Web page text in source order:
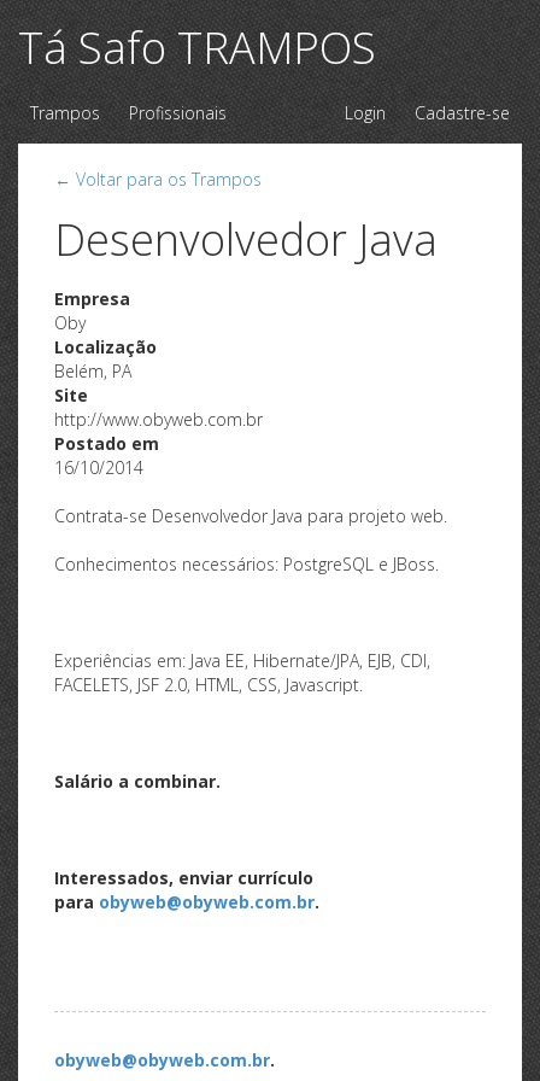
Tá Safo TRAMPOS
Trampos Profissionais Login Cadastre-se
← Voltar para os Trampos
Desenvolvedor Java
Empresa
Oby
Localização
Belém, PA
Site
http://www.obyweb.com.br
Postado em
16/10/2014
Contrata-se Desenvolvedor Java para projeto web.
Conhecimentos necessários: PostgreSQL e JBoss.
Experiências em: Java EE, Hibernate/JPA, EJB, CDI,
FACELETS, JSF 2.0, HTML, CSS, Javascript.
Salário a combinar.
Interessados, enviar currículo
para obyweb@obyweb.com.br.
obyweb@obyweb.com.br.